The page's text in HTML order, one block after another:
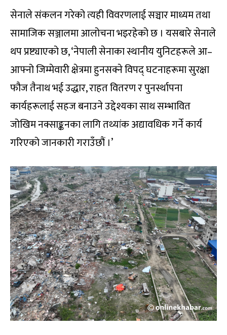
सेनाले संकलन गरेको त्यही विवरणलाई सञ्चार माध्यम तथा
सामाजिक सञ्जालमा आलोचना भइरहेको छ । यसबारे सेनाले
थप प्रष्ट्याएको छ, ‘नेपाली सेनाका स्थानीय युनिटहरूले आ–
आफ्नो जिम्मेवारी क्षेत्रमा हुनसक्ने विपद् घटनाहरूमा सुरक्षा
फौज तैनाथ भई उद्धार, राहत वितरण र पुनर्स्थापना
कार्यहरूलाई सहज बनाउने उद्देश्यका साथ सम्भावित
जोखिम नक्साङ्कनका लागि तथ्यांक अद्यावधिक गर्ने कार्य
गरिएको जानकारी गराउँछौं ।’